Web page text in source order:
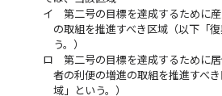
イ
第二号の目標を達成するために
の取組を推進すべき区域（以下「
う。）
ロ
第二号の目標を達成するために
者の利便の増進の取組を推進すべ
域」という。）